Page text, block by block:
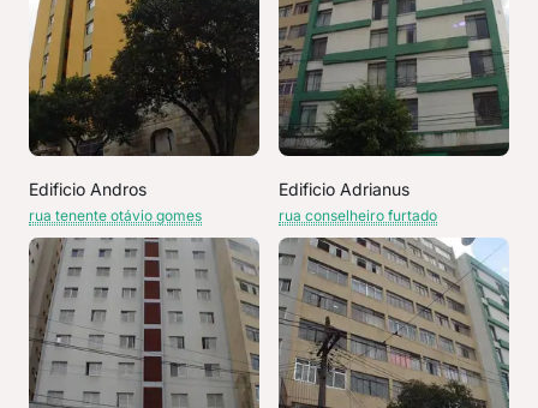
Edificio Andros
rua tenente otávio gomes
Edificio Adrianus
rua conselheiro furtado